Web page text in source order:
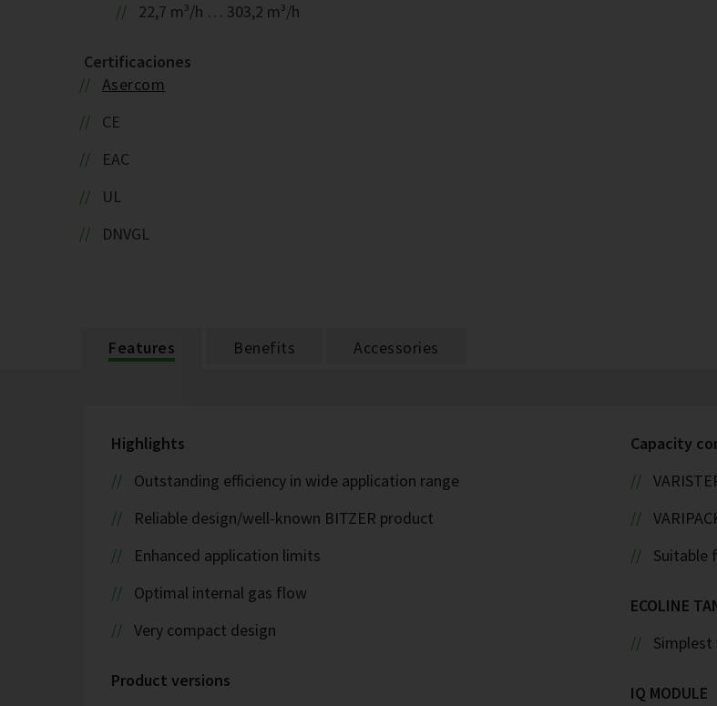
22,7 m³/h … 303,2 m³/h
Certificaciones
Asercom
CE
EAC
UL
DNVGL
Features Benefits Accessories
Highlights
Outstanding efficiency in wide application range
Reliable design/well-known BITZER product
Enhanced application limits
Optimal internal gas flow
Very compact design
Product versions
Capacity
Suitable
ECOLINE
IQ MODULE